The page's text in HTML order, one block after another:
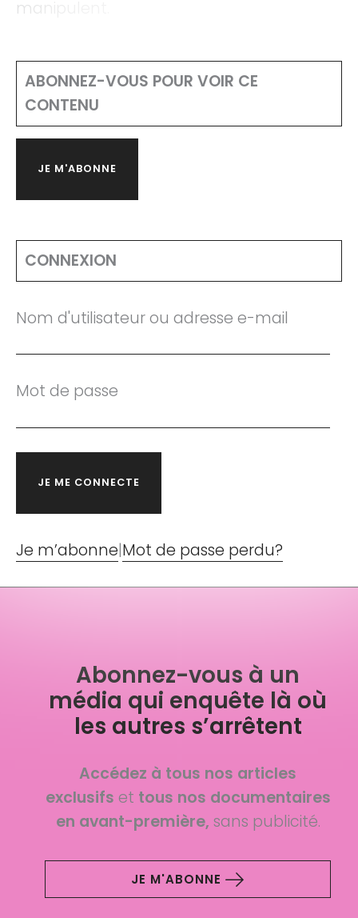
manipulent.
ABONNEZ-VOUS POUR VOIR CE
CONTENU
JE M'ABONNE
CONNEXION
Nom d'utilisateur ou adresse e-mail
Mot de passe
Je m’abonne|Mot de passe perdu?
Abonnez-vous à un
média qui enquête là où
les autres s’arrêtent
Accédez à tous nos articles
exclusifs et tous nos documentaires
en avant-première, sans publicité.
JE M'ABONNE